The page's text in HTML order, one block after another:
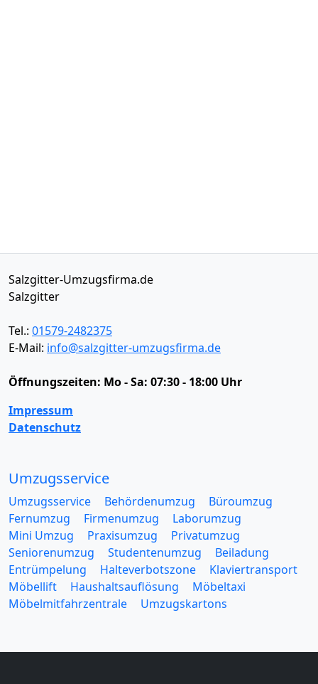
Salzgitter-Umzugsfirma.de
Salzgitter
Tel.: 01579-2482375
E-Mail: info@salzgitter-umzugsfirma.de
Öffnungszeiten: Mo - Sa: 07:30 - 18:00 Uhr
Impressum
Datenschutz
Umzugsservice
Umzugsservice Behördenumzug
Büroumzug
Fernumzug
Firmenumzug
Laborumzug
Mini Umzug
Praxisumzug
Privatumzug
Seniorenumzug
Studentenumzug
Beiladung
Entrümpelung
Halteverbotszone
Klaviertransport
Möbellift
Haushaltsauflösung
Möbeltaxi
Möbelmitfahrzentrale
Umzugskartons